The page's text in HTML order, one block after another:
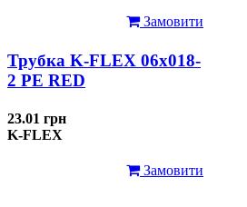
Замовити
Трубка K-FLEX 06x018-
2 РЕ RED
23.01 грн
K-FLEX
Замовити